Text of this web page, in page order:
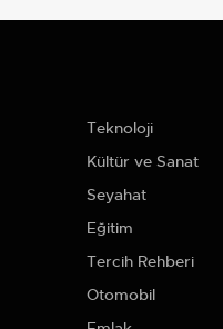
Teknoloji
Kültür ve Sanat
Seyahat
Eğitim
Tercih Rehberi
Otomobil